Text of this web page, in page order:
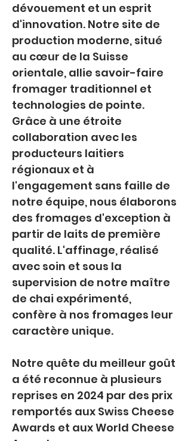
dévouement et un esprit
d'innovation. Notre site de
production moderne, situé
au cœur de la Suisse
orientale, allie savoir-faire
fromager traditionnel et
technologies de pointe.
Grâce à une étroite
collaboration avec les
producteurs laitiers
régionaux et à
l'engagement sans faille de
notre équipe, nous élaborons
des fromages d'exception à
partir de laits de première
qualité. L'affinage, réalisé
avec soin et sous la
supervision de notre maître
de chai expérimenté,
confère à nos fromages leur
caractère unique.
Notre quête du meilleur goût
a été reconnue à plusieurs
reprises en 2024 par des prix
remportés aux Swiss Cheese
Awards et aux World Cheese